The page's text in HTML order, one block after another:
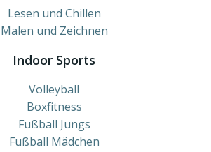
Lesen und Chillen
Malen und Zeichnen
Indoor Sports
Volleyball
Boxfitness
Fußball Jungs
Fußball Mädchen